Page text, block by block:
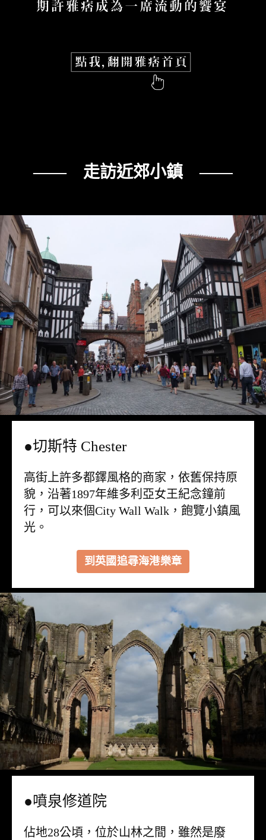
—— 走訪近郊小鎮 ——
●切斯特 Chester
高街上許多都鐸風格的商家，依舊保持原
貌，沿著1897年維多利亞女王紀念鐘前
行，可以來個City Wall Walk，飽覽小鎮風
光。
到英國追尋海港樂章
●噴泉修道院
佔地28公頃，位於山林之間，雖然是廢